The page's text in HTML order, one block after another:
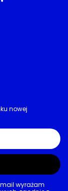
nowej
wyrażam